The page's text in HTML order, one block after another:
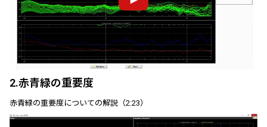
2.赤青緑の重要度
赤青緑の重要度についての解説（2:23）